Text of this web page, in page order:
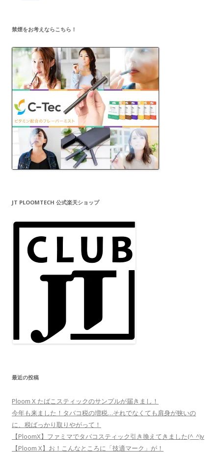
ス
禁煙をお考えならこちら！
JT PLOOMTECH 公式楽天ショップ
最近の投稿
Ploom X たばこスティックのサンプルが届きまし！
今年も来ました！タバコ税の増税…それでなくても肩身が狭いの
に、税ばっかり取りやがって！
【PloomX】ファミマでタバコスティック引き換えてきました(^_^)v
【Ploom X】お！こんなところに「技適マーク」が！